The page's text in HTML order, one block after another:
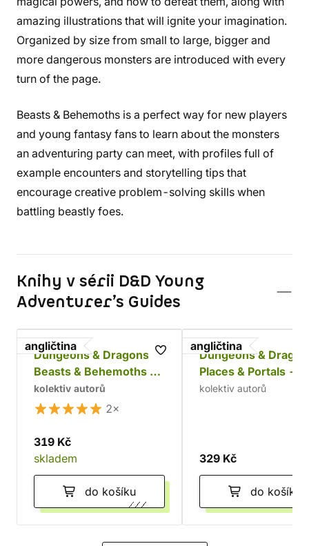
amazing illustrations that will ignite your imagination.
Organized by size from small to large, bigger and
more dangerous monsters are introduced with every
turn of the page.
Beasts & Behemoths is a perfect way for new players
and young fantasy fans to learn about the monsters
an adventuring party can meet, with profiles full of
example encounters and storytelling tips that
encourage creative problem-solving skills when
battling beastly foes.
Knihy v sérii D&D Young
Adventurer’s Guides
angličtina
Dungeons & Dragons:
Beasts & Behemoths -
A Young Adventurer's
Guide
kolektiv autorů
2×
319 Kč
skladem
do košíku
angličtina
Dungeons &
Places & Portals - A
Young Adventurer's
kolektiv autorů
329 Kč
do košíku